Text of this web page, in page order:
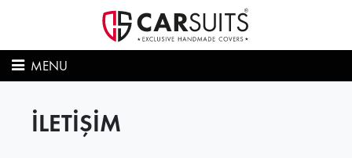
MENU
İLETİŞİM